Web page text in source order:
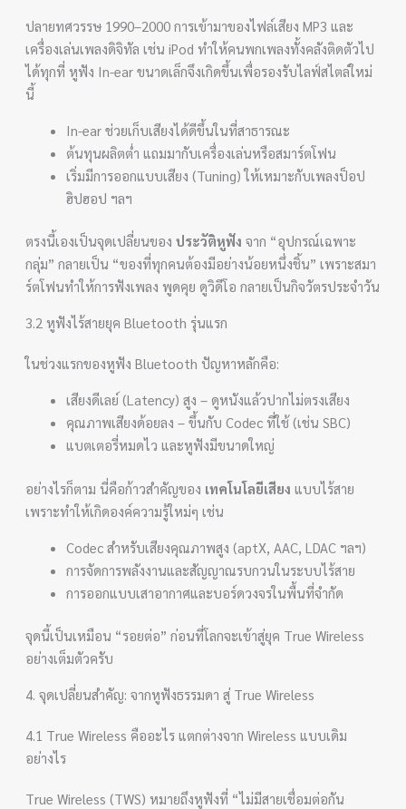
ปลายทศวรรษ 1990–2000 การเข้ามาของไฟล์เสียง MP3 และ
เครื่องเล่นเพลงดิจิทัล เช่น iPod ทำให้คนพกเพลงทั้งคลังติดตัวไป
ได้ทุกที่ หูฟัง In-ear ขนาดเล็กจึงเกิดขึ้นเพื่อรองรับไลฟ์สไตล์ใหม่
นี้
In-ear ช่วยเก็บเสียงได้ดีขึ้นในที่สาธารณะ
ต้นทุนผลิตต่ำ แถมมากับเครื่องเล่นหรือสมาร์ตโฟน
เริ่มมีการออกแบบเสียง (Tuning) ให้เหมาะกับเพลงป็อป
ฮิปฮอป ฯลฯ
ตรงนี้เองเป็นจุดเปลี่ยนของประวัติหูฟัง จาก “อุปกรณ์เฉพาะ
กลุ่ม” กลายเป็น “ของที่ทุกคนต้องมีอย่างน้อยหนึ่งชิ้น” เพราะสมา
ร์ตโฟนทำให้การฟังเพลง พูดคุย ดูวิดีโอ กลายเป็นกิจวัตรประจำวัน
3.2 หูฟังไร้สายยุค Bluetooth รุ่นแรก
ในช่วงแรกของหูฟัง Bluetooth ปัญหาหลักคือ:
เสียงดีเลย์ (Latency) สูง – ดูหนังแล้วปากไม่ตรงเสียง
คุณภาพเสียงด้อยลง – ขึ้นกับ Codec ที่ใช้ (เช่น SBC)
แบตเตอรี่หมดไว และหูฟังมีขนาดใหญ่
อย่างไรก็ตาม นี่คือก้าวสำคัญของ เทคโนโลยีเสียง แบบไร้สาย
เพราะทำให้เกิดองค์ความรู้ใหม่ๆ เช่น
Codec สำหรับเสียงคุณภาพสูง (aptX, AAC, LDAC ฯลฯ)
การจัดการพลังงานและสัญญาณรบกวนในระบบไร้สาย
การออกแบบเสาอากาศและบอร์ดวงจรในพื้นที่จำกัด
จุดนี้เป็นเหมือน “รอยต่อ” ก่อนที่โลกจะเข้าสู่ยุค True Wireless
อย่างเต็มตัวครับ
4. จุดเปลี่ยนสำคัญ: จากหูฟังธรรมดา สู่ True Wireless
4.1 True Wireless คืออะไร แตกต่างจาก Wireless แบบเดิม
อย่างไร
True Wireless (TWS) หมายถึงหูฟังที่ “ไม่มีสายเชื่อมต่อกัน